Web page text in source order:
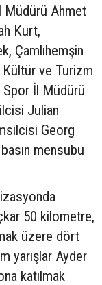
Müdürü Ahmet
Kurt,
Çamlıhemşin
Kültür ve Turizm
İl Müdürü
Julian
Georg
mensubu
50 kilometre,
üzere dört
yarışlar Ayder
katılmak